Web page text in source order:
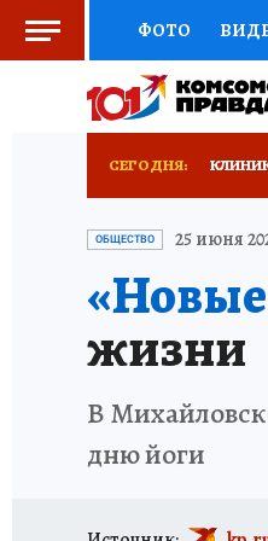
ФОТО
СЕГОДНЯ:
ОБЩЕСТВО 25 июня
жизни
В
дню йоги